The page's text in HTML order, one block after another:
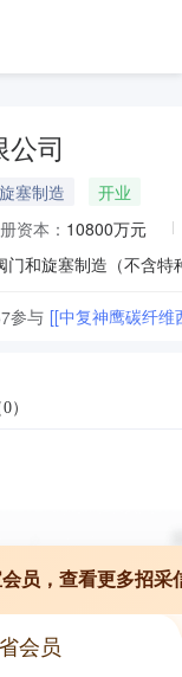
公司
塞制造
开业
资本： 10800万元
参与 [[中复神鹰碳纤
0）
员，查看更多招采
会员